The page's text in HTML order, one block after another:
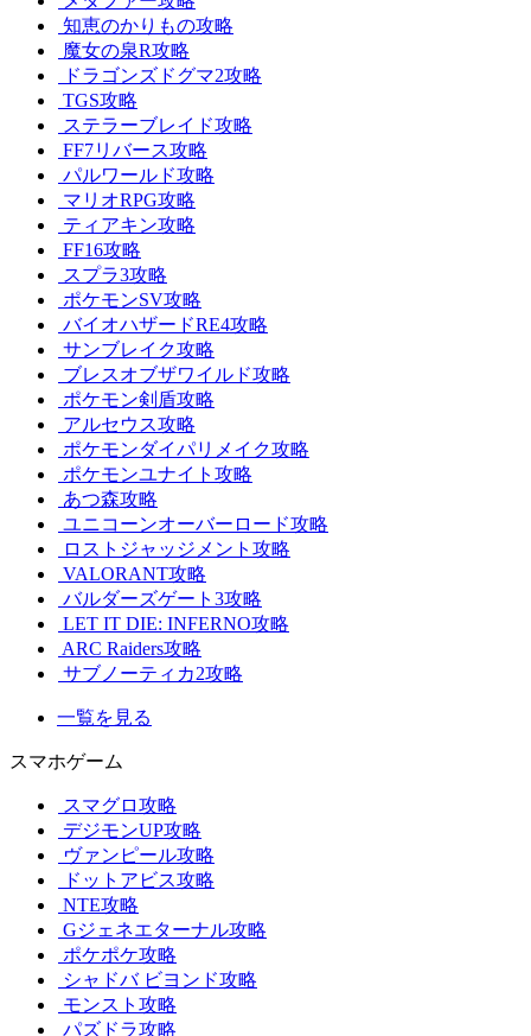
知恵のかりもの攻略
魔女の泉R攻略
ドラゴンズドグマ2攻略
TGS攻略
ステラーブレイド攻略
FF7リバース攻略
パルワールド攻略
マリオRPG攻略
ティアキン攻略
FF16攻略
スプラ3攻略
ポケモンSV攻略
バイオハザードRE4攻略
サンブレイク攻略
ブレスオブザワイルド攻略
ポケモン剣盾攻略
アルセウス攻略
ポケモンダイパリメイク攻略
ポケモンユナイト攻略
あつ森攻略
ユニコーンオーバーロード攻略
ロストジャッジメント攻略
VALORANT攻略
バルダーズゲート3攻略
LET IT DIE: INFERNO攻略
ARC Raiders攻略
サブノーティカ2攻略
一覧を見る
スマホゲーム
スマグロ攻略
デジモンUP攻略
ヴァンピール攻略
ドットアビス攻略
NTE攻略
Gジェネエターナル攻略
ポケポケ攻略
シャドバ ビヨンド攻略
モンスト攻略
パズドラ攻略